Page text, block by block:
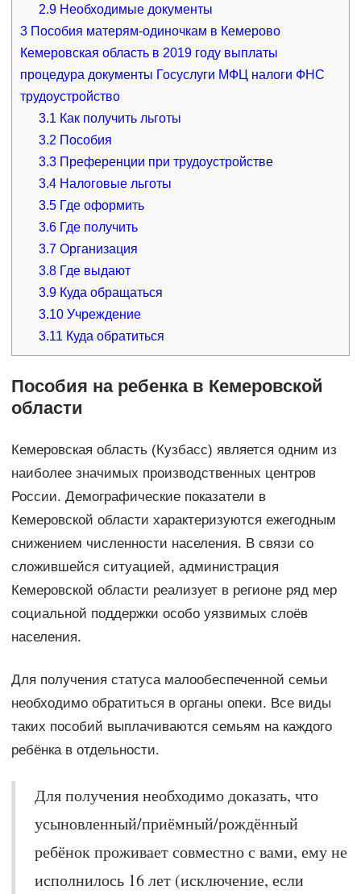
2.9 Необходимые документы
3Пособия матерям-одиночкам в Кемерово
Кемеровская область в 2019 году выплаты
процедура документы Госуслуги МФЦ налоги ФНС
трудоустройство
3.1 Как получить льготы
3.2 Пособия
3.3 Преференции при трудоустройстве
3.4 Налоговые льготы
3.5 Где оформить
3.6 Где получить
3.7 Организация
3.8 Где выдают
3.9 Куда обращаться
3.10 Учреждение
3.11 Куда обратиться
Пособия на ребенка в Кемеровской
области
Кемеровская область (Кузбасс) является одним из
наиболее значимых производственных центров
России. Демографические показатели в
Кемеровской области характеризуются ежегодным
снижением численности населения. В связи со
сложившейся ситуацией, администрация
Кемеровской области реализует в регионе ряд мер
социальной поддержки особо уязвимых слоёв
населения.
Для получения статуса малообеспеченной семьи
необходимо обратиться в органы опеки. Все виды
таких пособий выплачиваются семьям на каждого
ребёнка в отдельности.
Для получения необходимо доказать, что
усыновленный/приёмный/рождённый
ребёнок проживает совместно с вами, ему не
исполнилось 16 лет (исключение, если